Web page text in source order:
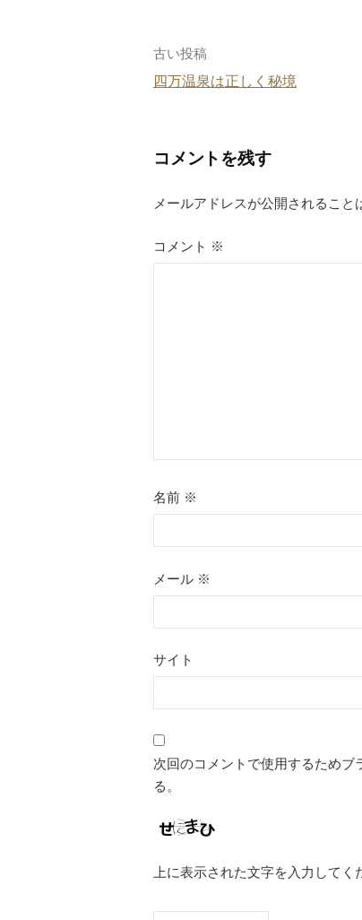
o
k
投
稿
ビ
ゲ
ー
古い投稿
四万温泉は正しく秘境
コメントを残す
メールアドレスが公開されること
コメント ※
名前 ※
メール ※
サイト
次回のコメントで使用するため
る。
上に表示された文字を入力してく